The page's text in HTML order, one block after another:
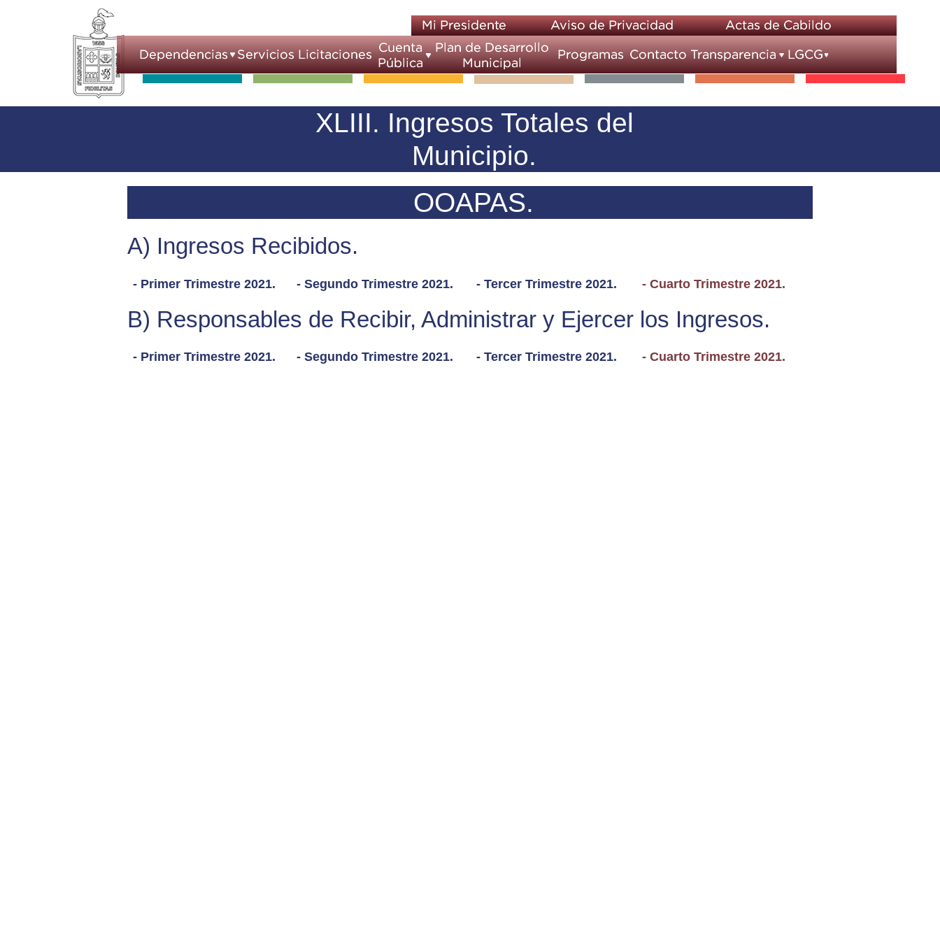
XLIII. Ingresos Totales del
Municipio.
OOAPAS.
A) Ingresos Recibidos.
- Primer Trimestre 2021. - Segundo Trimestre 2021. - Tercer Trimestre 2021. - Cuarto Trimestre 2021.
B) Responsables de Recibir, Administrar y Ejercer los Ingresos.
- Primer Trimestre 2021. - Segundo Trimestre 2021. - Tercer Trimestre 2021. - Cuarto Trimestre 2021.